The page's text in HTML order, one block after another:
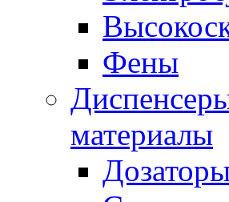
Фены
материалы